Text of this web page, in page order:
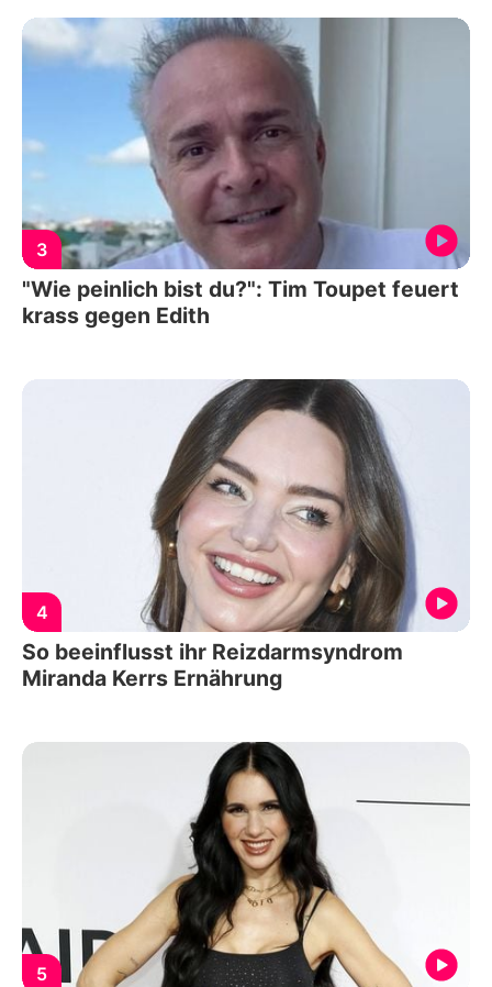
3
"Wie peinlich bist du?": Tim Toupet feuert
krass gegen Edith
4
So beeinflusst ihr Reizdarmsyndrom
Miranda Kerrs Ernährung
5